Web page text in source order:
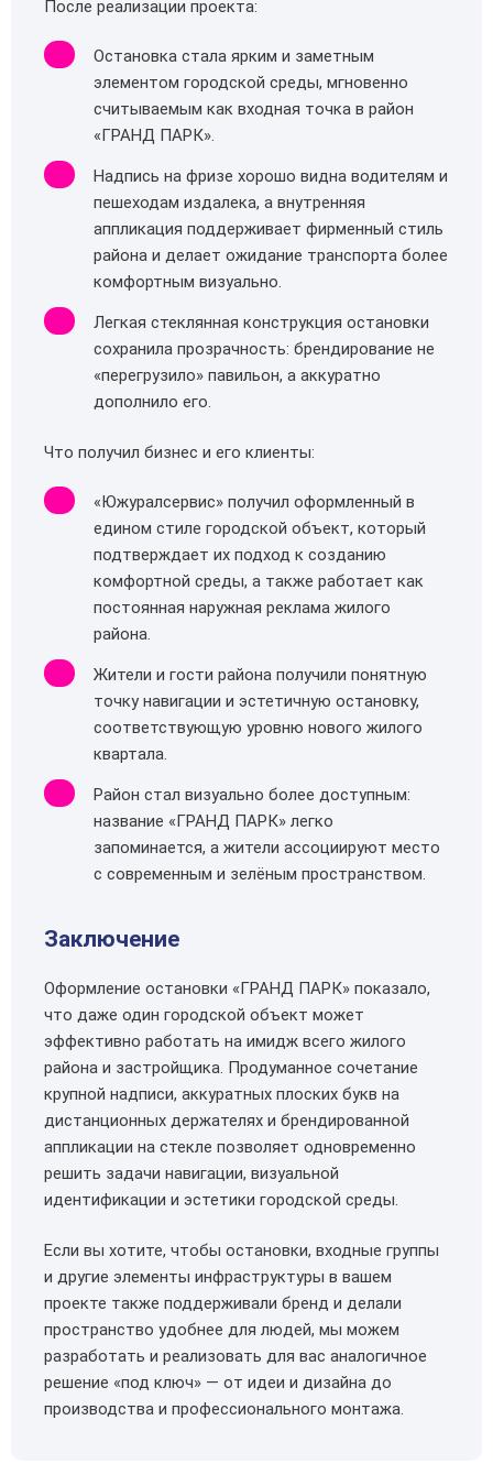
После реализации проекта:
Остановка стала ярким и заметным
элементом городской среды, мгновенно
считываемым как входная точка в район
«ГРАНД ПАРК».
Надпись на фризе хорошо видна водителям и
пешеходам издалека, а внутренняя
аппликация поддерживает фирменный стиль
района и делает ожидание транспорта более
комфортным визуально.
Легкая стеклянная конструкция остановки
сохранила прозрачность: брендирование не
«перегрузило» павильон, а аккуратно
дополнило его.
Что получил бизнес и его клиенты:
«Южуралсервис» получил оформленный в
едином стиле городской объект, который
подтверждает их подход к созданию
комфортной среды, а также работает как
постоянная наружная реклама жилого
района.
Жители и гости района получили понятную
точку навигации и эстетичную остановку,
соответствующую уровню нового жилого
квартала.
Район стал визуально более доступным:
название «ГРАНД ПАРК» легко
запоминается, а жители ассоциируют место
с современным и зелёным пространством.
Заключение
Оформление остановки «ГРАНД ПАРК» показало,
что даже один городской объект может
эффективно работать на имидж всего жилого
района и застройщика. Продуманное сочетание
крупной надписи, аккуратных плоских букв на
дистанционных держателях и брендированной
аппликации на стекле позволяет одновременно
решить задачи навигации, визуальной
идентификации и эстетики городской среды.
Если вы хотите, чтобы остановки, входные группы
и другие элементы инфраструктуры в вашем
проекте также поддерживали бренд и делали
пространство удобнее для людей, мы можем
разработать и реализовать для вас аналогичное
решение «под ключ» — от идеи и дизайна до
производства и профессионального монтажа.